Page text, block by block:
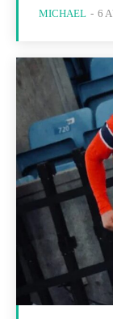
MICHAEL - 6